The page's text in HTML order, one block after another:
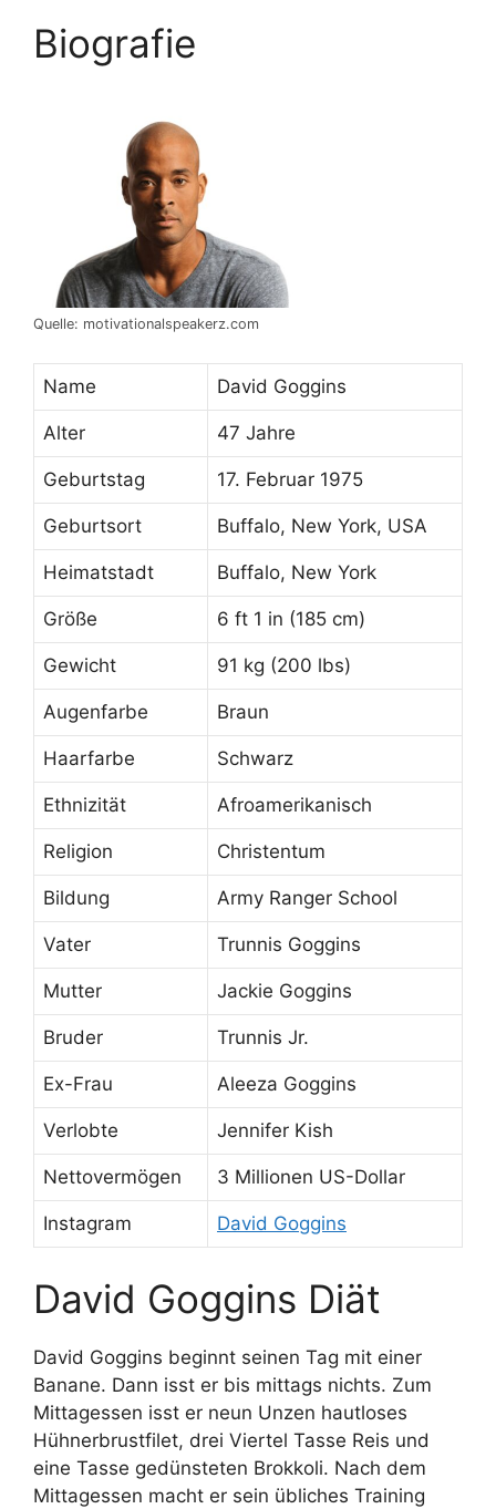
Biografie
Quelle: motivationalspeakerz.com
Name David Goggins
Alter 47 Jahre
Geburtstag 17. Februar 1975
Geburtsort Buffalo, New York, USA
Heimatstadt Buffalo, New York
Größe 6 ft 1 in (185 cm)
Gewicht 91 kg (200 lbs)
Augenfarbe Braun
Haarfarbe Schwarz
Ethnizität Afroamerikanisch
Religion Christentum
Bildung Army Ranger School
Vater Trunnis Goggins
Mutter Jackie Goggins
Bruder Trunnis Jr.
Ex-Frau Aleeza Goggins
Verlobte Jennifer Kish
Nettovermögen 3 Millionen US-Dollar
Instagram David Goggins
David Goggins Diät
David Goggins beginnt seinen Tag mit einer
Banane. Dann isst er bis mittags nichts. Zum
Mittagessen isst er neun Unzen hautloses
Hühnerbrustfilet, drei Viertel Tasse Reis und
eine Tasse gedünsteten Brokkoli. Nach dem
Mittagessen macht er sein übliches Training